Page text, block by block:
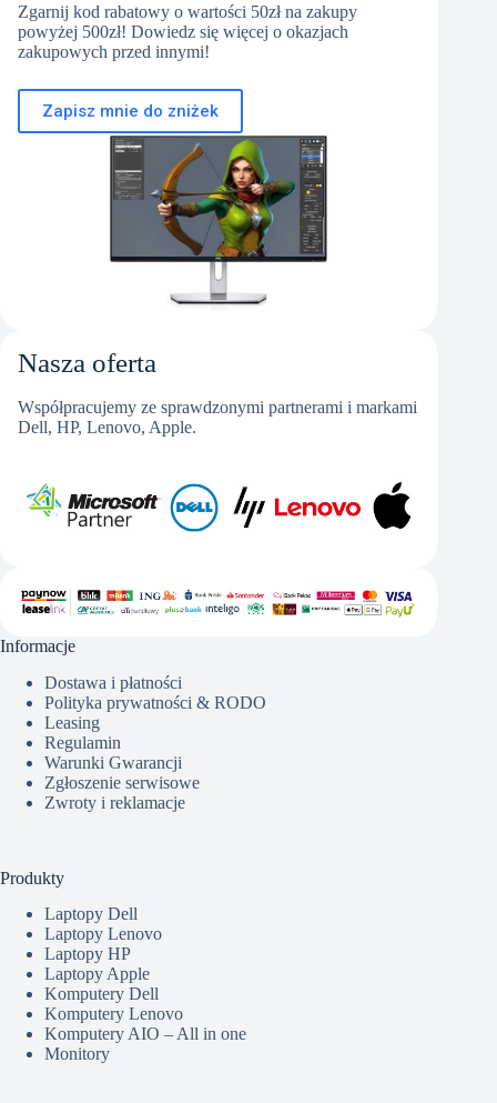
Zgarnij kod rabatowy o wartości 50zł na zakupy
powyżej 500zł! Dowiedz się więcej o okazjach
zakupowych przed innymi!
Zapisz mnie do zniżek
Nasza oferta
Współpracujemy ze sprawdzonymi partnerami i markami
Dell, HP, Lenovo, Apple.
Informacje
Dostawa i płatności
Polityka prywatności & RODO
Leasing
Regulamin
Warunki Gwarancji
Zgłoszenie serwisowe
Zwroty i reklamacje
Produkty
Laptopy Dell
Laptopy Lenovo
Laptopy HP
Laptopy Apple
Komputery Dell
Komputery Lenovo
Komputery AIO – All in one
Monitory